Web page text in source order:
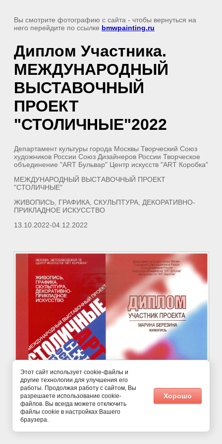
Вы смотрите фотографию с сайта - чтобы вернуться на
него перейдите по ссылке bmwpainting.ru
Диплом Участника.
МЕЖДУНАРОДНЫЙ
ВЫСТАВОЧНЫЙ
ПРОЕКТ
"СТОЛИЧНЫЕ"2022
Департамент культуры города Москвы Творческий Союз
художников России Союз Дизайнеров России Творческое
объединение "ART Бульвар" Центр искусств "ART Коробка"
МЕЖДУНАРОДНЫЙ ВЫСТАВОЧНЫЙ ПРОЕКТ
"СТОЛИЧНЫЕ"
ЖИВОПИСЬ, ГРАФИКА, СКУЛЬПТУРА, ДЕКОРАТИВНО-
ПРИКЛАДНОЕ ИСКУССТВО
13.10.2022-04.12.2022
Этот сайт использует cookie-файлы и
другие технологии для улучшения его
работы. Продолжая работу с сайтом, Вы
разрешаете использование cookie-
файлов. Вы всегда можете отключить
файлы cookie в настройках Вашего
браузера.
Хорошо